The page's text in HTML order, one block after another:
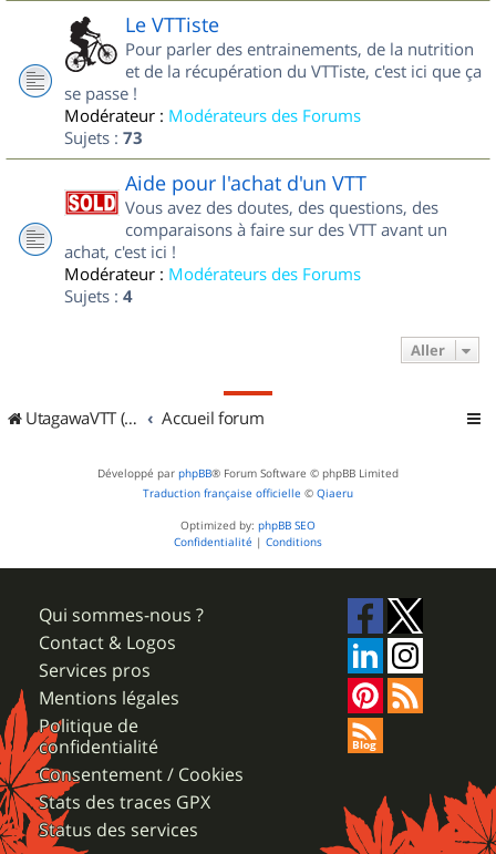
Le VTTiste
Pour parler des entrainements, de la nutrition
et de la récupération du VTTiste, c'est ici que ça
se passe !
Modérateur : Modérateurs des Forums
Sujets : 73
Aide pour l'achat d'un VTT
Vous avez des doutes, des questions, des
comparaisons à faire sur des VTT avant un
achat, c'est ici !
Modérateur : Modérateurs des Forums
Sujets : 4
Aller
UtagawaVTT (Randos VTT et VTTAE avec traces GPS) Accueil forum
Développé par phpBB® Forum Software © phpBB Limited
Traduction française officielle © Qiaeru
Optimized by: phpBB SEO
Confidentialité | Conditions
Qui sommes-nous ?
Contact & Logos
Services pros
Mentions légales
Politique de
confidentialité
Consentement / Cookies
Stats des traces GPX
Status des services